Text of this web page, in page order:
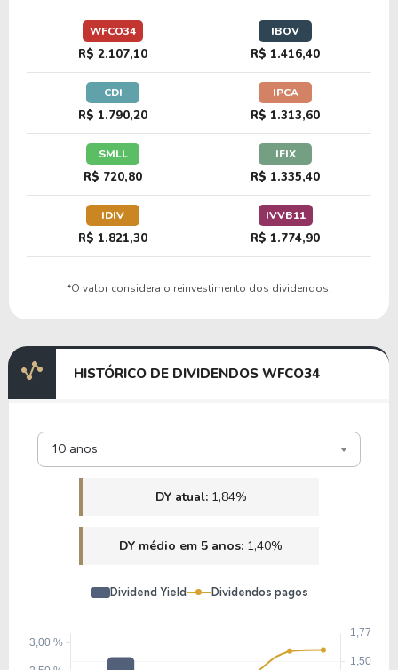
12,16 12,03%
18,30 20,15%
15,58 1,63 10,47% 1,00%
M1TB34
1,64%
WFCO34
R$ 2.107,10
IBOV
R$ 1.416,40
CDI
R$ 1.790,20
IPCA
R$ 1.313,60
SMLL
R$ 720,80
IFIX
R$ 1.335,40
IDIV
R$ 1.821,30
IVVB11
R$ 1.774,90
*O valor considera o reinvestimento dos dividendos.
HISTÓRICO DE DIVIDENDOS WFCO34
10 anos
DY atual: 1,84%
DY médio em 5 anos: 1,40%
Dividend Yield Dividendos pagos